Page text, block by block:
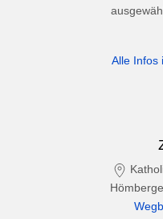
Alle Infos